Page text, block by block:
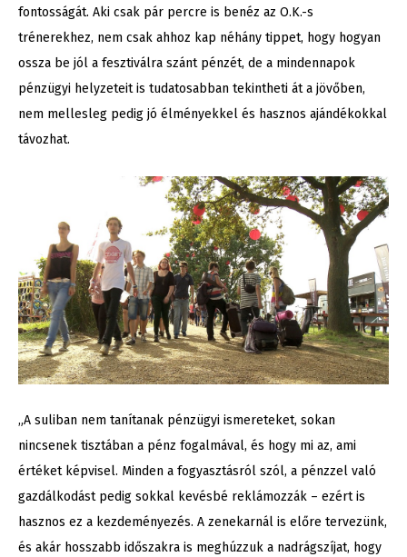
fontosságát. Aki csak pár percre is benéz az O.K.-s
trénerekhez, nem csak ahhoz kap néhány tippet, hogy hogyan
ossza be jól a fesztiválra szánt pénzét, de a mindennapok
pénzügyi helyzeteit is tudatosabban tekintheti át a jövőben,
nem mellesleg pedig jó élményekkel és hasznos ajándékokkal
távozhat.
„A suliban nem tanítanak pénzügyi ismereteket, sokan
nincsenek tisztában a pénz fogalmával, és hogy mi az, ami
értéket képvisel. Minden a fogyasztásról szól, a pénzzel való
gazdálkodást pedig sokkal kevésbé reklámozzák – ezért is
hasznos ez a kezdeményezés. A zenekarnál is előre tervezünk,
és akár hosszabb időszakra is meghúzzuk a nadrágszíjat, hogy